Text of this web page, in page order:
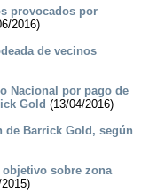
provocados por
2016)
de vecinos
Nacional por pago de
Gold (13/04/2016)
de Barrick Gold, según
sobre zona